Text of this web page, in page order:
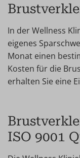
In der Wellness
eigenes
Monat einen
Kosten für die
erhalten Sie eine
ISO 9001